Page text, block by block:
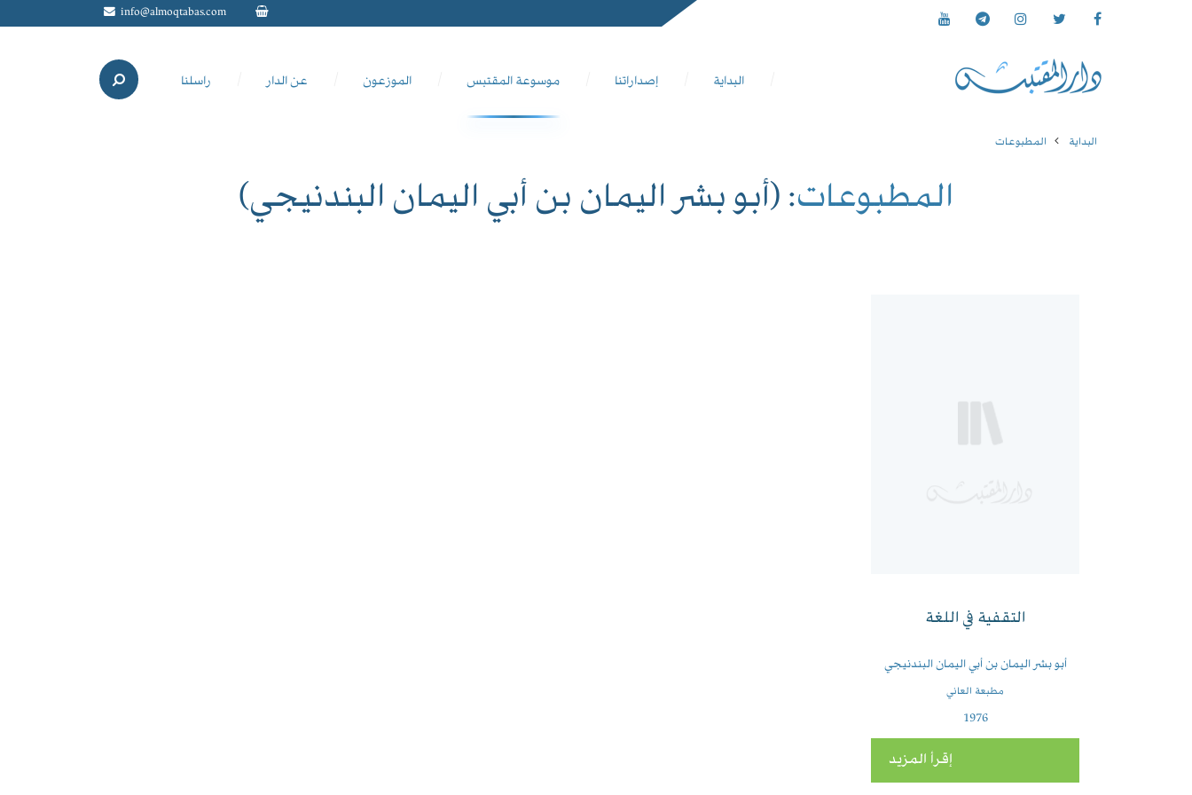
info@almoqtabas.com
البداية إصداراتنا موسوعة المقتبس الموزعون عن الدار راسلنا
البداية المطبوعات
المطبوعات: (أبو بشر اليمان بن أبي اليمان البندنيجي)
التقفية في اللغة
أبو بشر اليمان بن أبي اليمان البندنيجي
مطبعة العاني
1976
إقرأ المزيد